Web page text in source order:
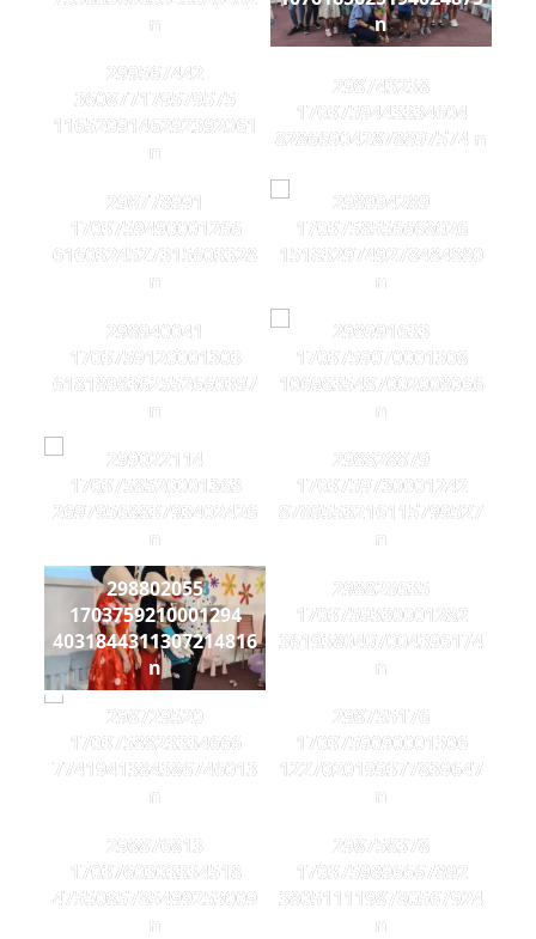
n
n
299567442
360877179579575
1165209146292392061
n
298743238
1703759443334604
828669042878897574 n
298778991
1703759490001266
6160324527315603328
n
298994289
1703758556668026
1518329749278484880
n
298940041
1703759120001303
6181898362552660397
n
298991633
1703759070001308
1069835487002008066
n
299022114
1703758520001363
2697956883793402426
n
298828879
1703759730001242
8789553216115799527
n
298802055
1703759210001294
4031844311307214816
n
298828635
1703759330001282
3619380407004396174
n
298729520
1703758823334666
7741941384386746013
n
298755176
1703759090001306
1227020199377839647
n
298876813
1703760303334518
4755085785499253009
n
298758378
1703759896667892
3805111198780567924
n